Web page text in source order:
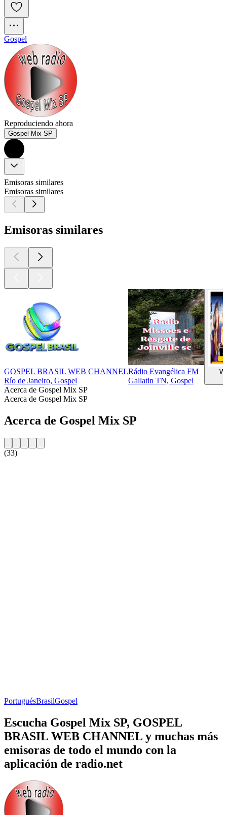
Gospel
Reproduciendo ahora
Gospel Mix SP
Emisoras similares
Emisoras similares
Emisoras similares
GOSPEL BRASIL WEB CHANNEL
Río de Janeiro, Gospel
Rádio Evangélica FM
Gallatin TN, Gospel
Acerca de Gospel Mix SP
Acerca de Gospel Mix SP
Acerca de Gospel Mix SP
(33)
PortuguésBrasilGospel
Escucha Gospel Mix SP, GOSPEL
BRASIL WEB CHANNEL y muchas más
emisoras de todo el mundo con la
aplicación de radio.net